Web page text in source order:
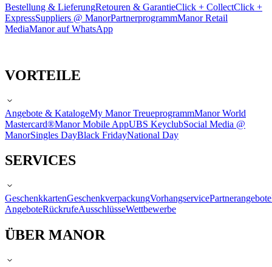
Bestellung & LieferungRetouren & GarantieClick + CollectClick +
ExpressSuppliers @ ManorPartnerprogrammManor Retail
MediaManor auf WhatsApp
VORTEILE
Angebote & KatalogeMy Manor TreueprogrammManor World
Mastercard®Manor Mobile AppUBS KeyclubSocial Media @
ManorSingles DayBlack FridayNational Day
SERVICES
GeschenkkartenGeschenkverpackungVorhangservicePartnerangebote
AngeboteRückrufeAusschlüsseWettbewerbe
ÜBER MANOR